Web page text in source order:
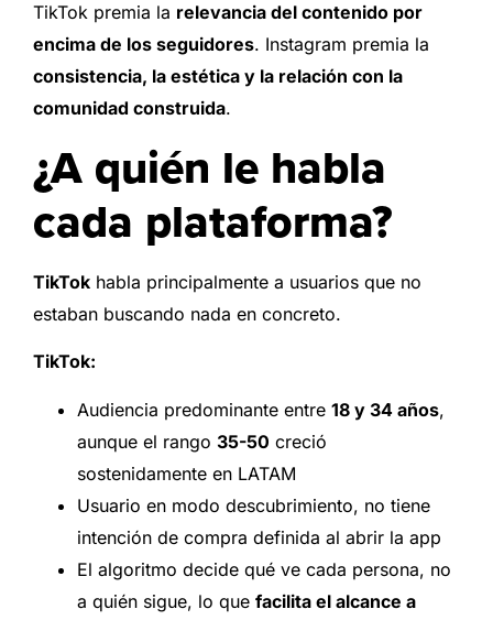
TikTok premia la relevancia del contenido por
encima de los seguidores. Instagram premia la
consistencia, la estética y la relación con la
comunidad construida.
¿A quién le habla
cada plataforma?
TikTok habla principalmente a usuarios que no
estaban buscando nada en concreto.
TikTok:
Audiencia predominante entre 18 y 34 años,
aunque el rango 35-50 creció
sostenidamente en LATAM
Usuario en modo descubrimiento, no tiene
intención de compra definida al abrir la app
El algoritmo decide qué ve cada persona, no
a quién sigue, lo que facilita el alcance a